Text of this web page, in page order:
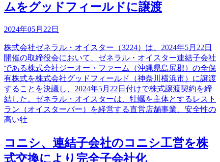
ムをグッドフィールドに譲渡
2024年05月22日
株式会社ゼネラル・オイスター（3224）は、2024年5月22日
開催の取締役会において、ゼネラル・オイスター連結子会社
である株式会社ジーオー・ファーム（沖縄県島尻郡）の全保
有株式を株式会社グッドフィールド（神奈川横浜市）に譲渡
することを決議し、2024年5月22日付けで株式譲渡契約を締
結した。ゼネラル・オイスターは、牡蠣を主体とするレスト
ラン（オイスターバー）を経営する直営店舗事業、安全性の
高い牡
コニシ、連結子会社のコニシ工営を株
式交換により完全子会社化